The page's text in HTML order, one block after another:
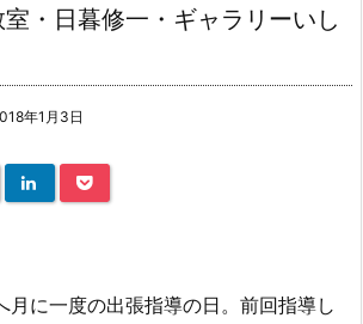
・日暮修一・ギャラリーいし
年1月3日
月に一度の出張指導の日。前回指導し